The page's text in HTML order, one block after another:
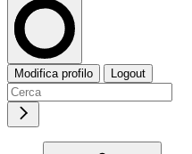
Modifica profilo Logout